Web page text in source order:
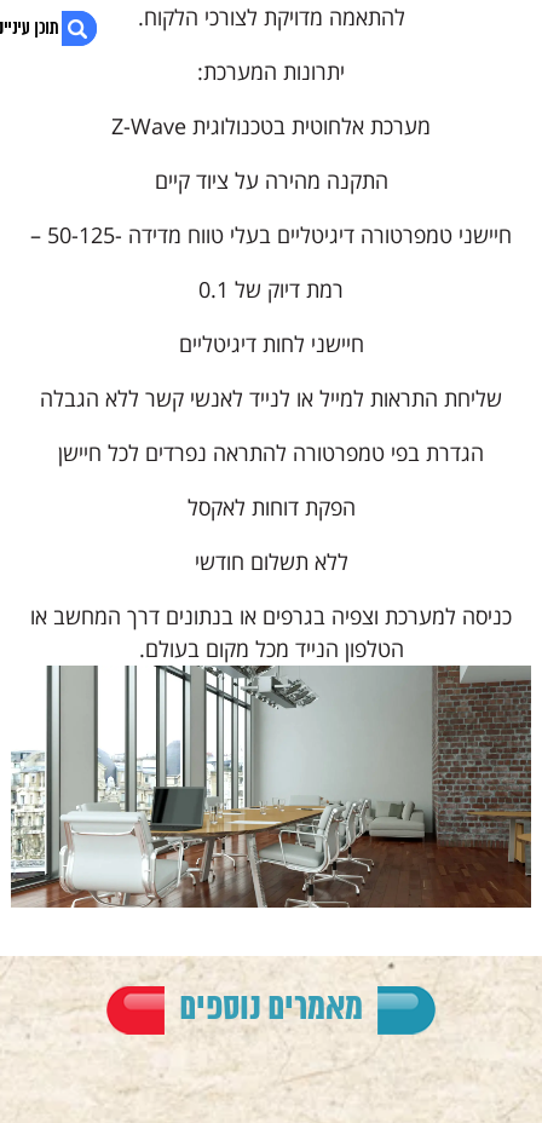
1. ניטור אגירה ובקרה של מקררים וחדרי קירור
להתאמה מדויקת לצורכי הלקוח.
יתרונות המערכת:
מערכת אלחוטית בטכנולוגית Z-Wave
התקנה מהירה על ציוד קיים
חיישני טמפרטורה דיגיטליים בעלי טווח מדידה -50-125 –
רמת דיוק של 0.1
חיישני לחות דיגיטליים
שליחת התראות למייל או לנייד לאנשי קשר ללא הגבלה
הגדרת בפי טמפרטורה להתראה נפרדים לכל חיישן
הפקת דוחות לאקסל
ללא תשלום חודשי
כניסה למערכת וצפיה בגרפים או בנתונים דרך המחשב או
הטלפון הנייד מכל מקום בעולם.
מאמרים נוספים